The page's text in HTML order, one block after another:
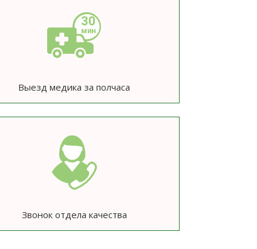
Выезд медика за полчаса
Звонок отдела качества